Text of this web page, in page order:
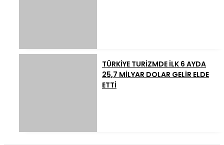
TÜRKİYE TURİZMDE İLK 6 AYDA
25,7 MİLYAR DOLAR GELİR ELDE
ETTİ